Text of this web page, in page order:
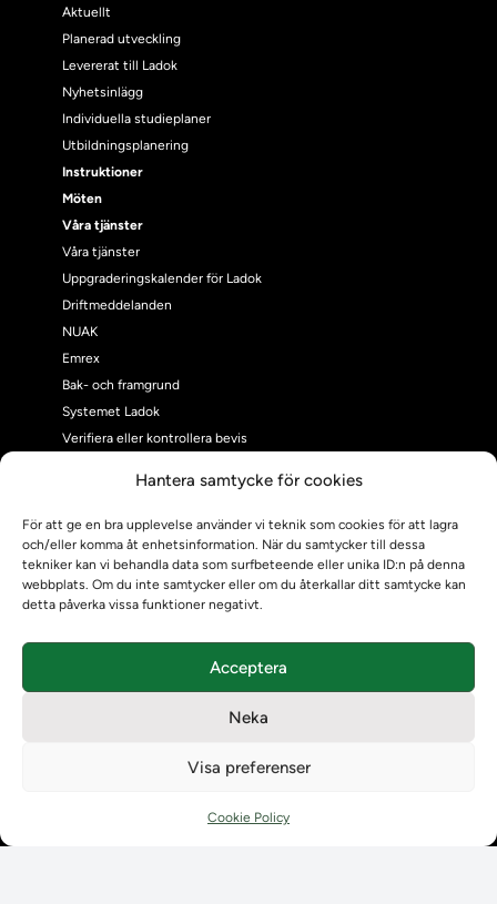
Hantera samtycke för cookies
För att ge en bra upplevelse använder vi teknik som cookies för att lagra
och/eller komma åt enhetsinformation. När du samtycker till dessa
tekniker kan vi behandla data som surfbeteende eller unika ID:n på denna
webbplats. Om du inte samtycker eller om du återkallar ditt samtycke kan
detta påverka vissa funktioner negativt.
Acceptera
Neka
Visa preferenser
Cookie Policy
Aktuellt
Planerad utveckling
Levererat till Ladok
Nyhetsinlägg
Individuella studieplaner
Utbildningsplanering
Instruktioner
Möten
Våra tjänster
Våra tjänster
Uppgraderingskalender för Ladok
Driftmeddelanden
NUAK
Emrex
Bak- och framgrund
Systemet Ladok
Verifiera eller kontrollera bevis
Om oss
Om Ladokkonsortiet
Ladokkonsortiet internationellt
Vision, strategi och produktplan
Kontaktuppgifter för studenters Ladoksupport